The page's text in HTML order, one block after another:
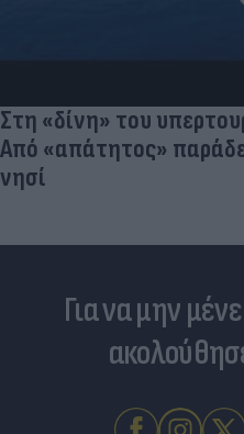
Στη «δίνη» του
Από «απάτητος»
νησί
Για να μην